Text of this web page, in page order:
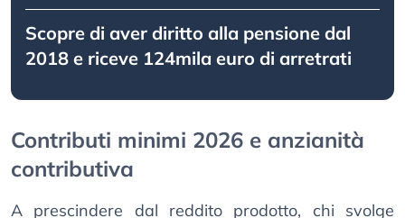
Scopre di aver diritto alla pensione dal
2018 e riceve 124mila euro di arretrati
Contributi minimi 2026 e anzianità
contributiva
A prescindere dal reddito prodotto, chi svolge